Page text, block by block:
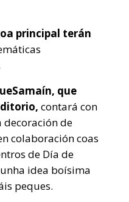
principal terán
que
contará con
decoración de
colaboración coas
de Día de
idea boísima
peques.